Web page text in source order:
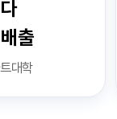
출
대학